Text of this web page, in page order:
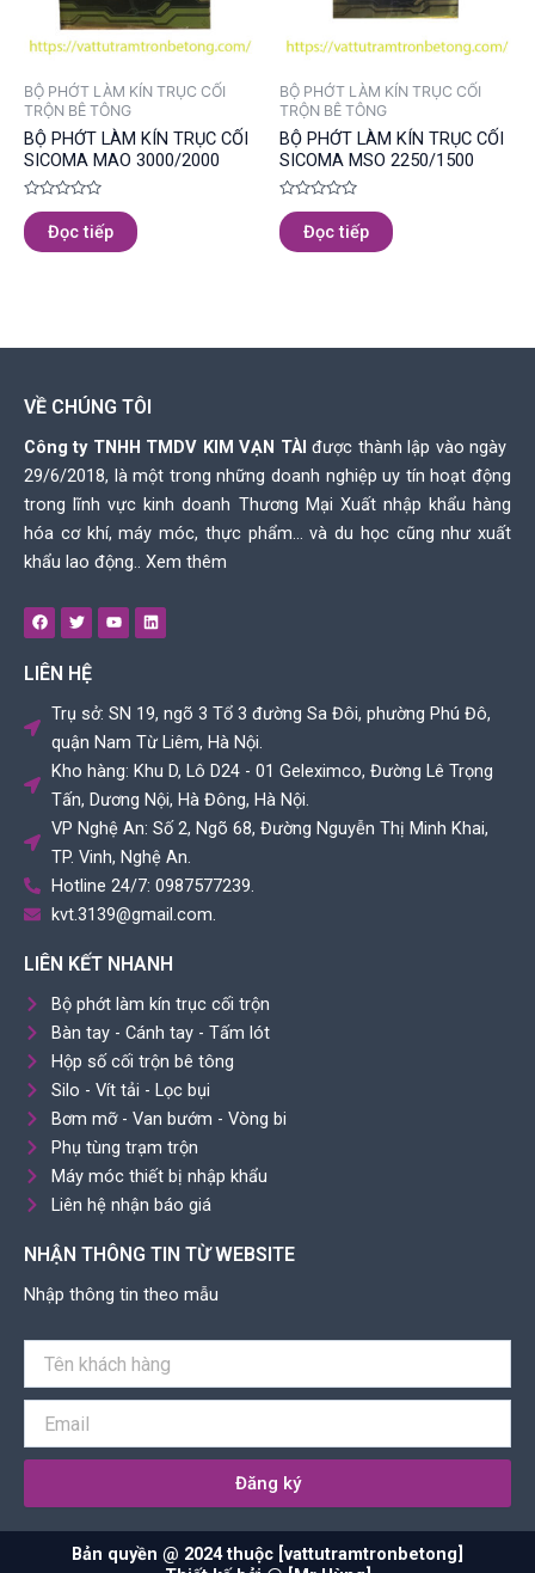
BỘ PHỚT LÀM KÍN TRỤC CỐI
TRỘN BÊ TÔNG
BỘ PHỚT LÀM KÍN TRỤC CỐI
SICOMA MAO 3000/2000
Được
xếp
hạng
0
Đọc tiếp
BỘ PHỚT LÀM KÍN TRỤC CỐI
TRỘN BÊ TÔNG
BỘ PHỚT LÀM KÍN TRỤC CỐI
SICOMA MSO 2250/1500
Được
xếp
hạng
0
Đọc tiếp
VỀ CHÚNG TÔI
Công ty TNHH TMDV KIM VẠN TÀI được thành lập vào ngày
29/6/2018, là một trong những doanh nghiệp uy tín hoạt động
trong lĩnh vực kinh doanh Thương Mại Xuất nhập khẩu hàng
hóa cơ khí, máy móc, thực phẩm… và du học cũng như xuất
khẩu lao động.. Xem thêm
F
a
c
e
b
k
T
w
i
t
r
Y
o
u
e
L
i
n
i
n
LIÊN HỆ
Trụ sở: SN 19, ngõ 3 Tổ 3 đường Sa Đôi, phường Phú Đô,
quận Nam Từ Liêm, Hà Nội.
Kho hàng: Khu D, Lô D24 - 01 Geleximco, Đường Lê Trọng
Tấn, Dương Nội, Hà Đông, Hà Nội.
VP Nghệ An: Số 2, Ngõ 68, Đường Nguyễn Thị Minh Khai,
TP. Vinh, Nghệ An.
Hotline 24/7: 0987577239.
kvt.3139@gmail.com.
LIÊN KẾT NHANH
Bộ phớt làm kín trục cối trộn
Bàn tay - Cánh tay - Tấm lót
Hộp số cối trộn bê tông
Silo - Vít tải - Lọc bụi
Bơm mỡ - Van bướm - Vòng bi
Phụ tùng trạm trộn
Máy móc thiết bị nhập khẩu
Liên hệ nhận báo giá
NHẬN THÔNG TIN TỪ WEBSITE
Nhập thông tin theo mẫu
Đăng ký
Bản quyền @ 2024 thuộc [vattutramtronbetong]